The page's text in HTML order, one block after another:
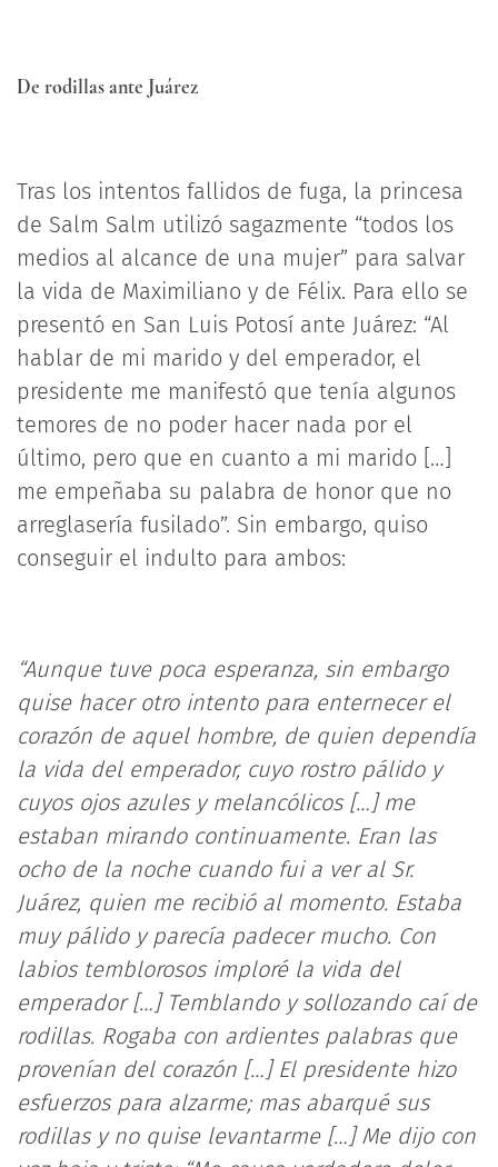
De rodillas ante Juárez
Tras los intentos fallidos de fuga, la princesa
de Salm Salm utilizó sagazmente “todos los
medios al alcance de una mujer” para salvar
la vida de Maximiliano y de Félix. Para ello se
presentó en San Luis Potosí ante Juárez: “Al
hablar de mi marido y del emperador, el
presidente me manifestó que tenía algunos
temores de no poder hacer nada por el
último, pero que en cuanto a mi marido […]
me empeñaba su palabra de honor que no
arreglasería fusilado”. Sin embargo, quiso
conseguir el indulto para ambos:
“Aunque tuve poca esperanza, sin embargo
quise hacer otro intento para enternecer el
corazón de aquel hombre, de quien dependía
la vida del emperador, cuyo rostro pálido y
cuyos ojos azules y melancólicos […] me
estaban mirando continuamente. Eran las
ocho de la noche cuando fui a ver al Sr.
Juárez, quien me recibió al momento. Estaba
muy pálido y parecía padecer mucho. Con
labios temblorosos imploré la vida del
emperador […] Temblando y sollozando caí de
rodillas. Rogaba con ardientes palabras que
provenían del corazón […] El presidente hizo
esfuerzos para alzarme; mas abarqué sus
rodillas y no quise levantarme […] Me dijo con